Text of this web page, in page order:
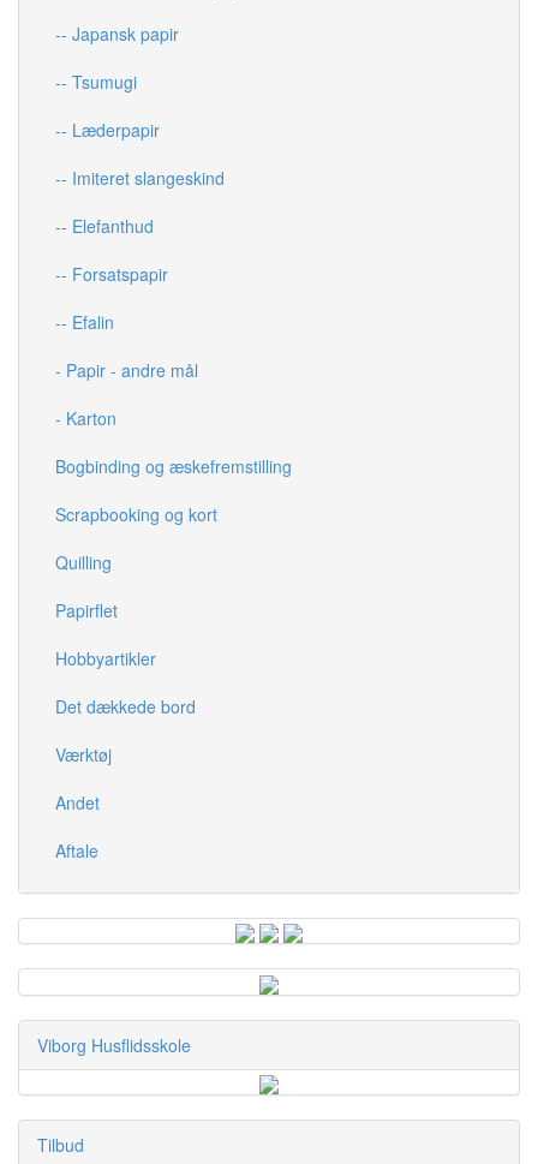
-- Japansk papir
-- Tsumugi
-- Læderpapir
-- Imiteret slangeskind
-- Elefanthud
-- Forsatspapir
-- Efalin
- Papir - andre mål
- Karton
Bogbinding og æskefremstilling
Scrapbooking og kort
Quilling
Papirflet
Hobbyartikler
Det dækkede bord
Værktøj
Andet
Aftale
Viborg Husflidsskole
Tilbud